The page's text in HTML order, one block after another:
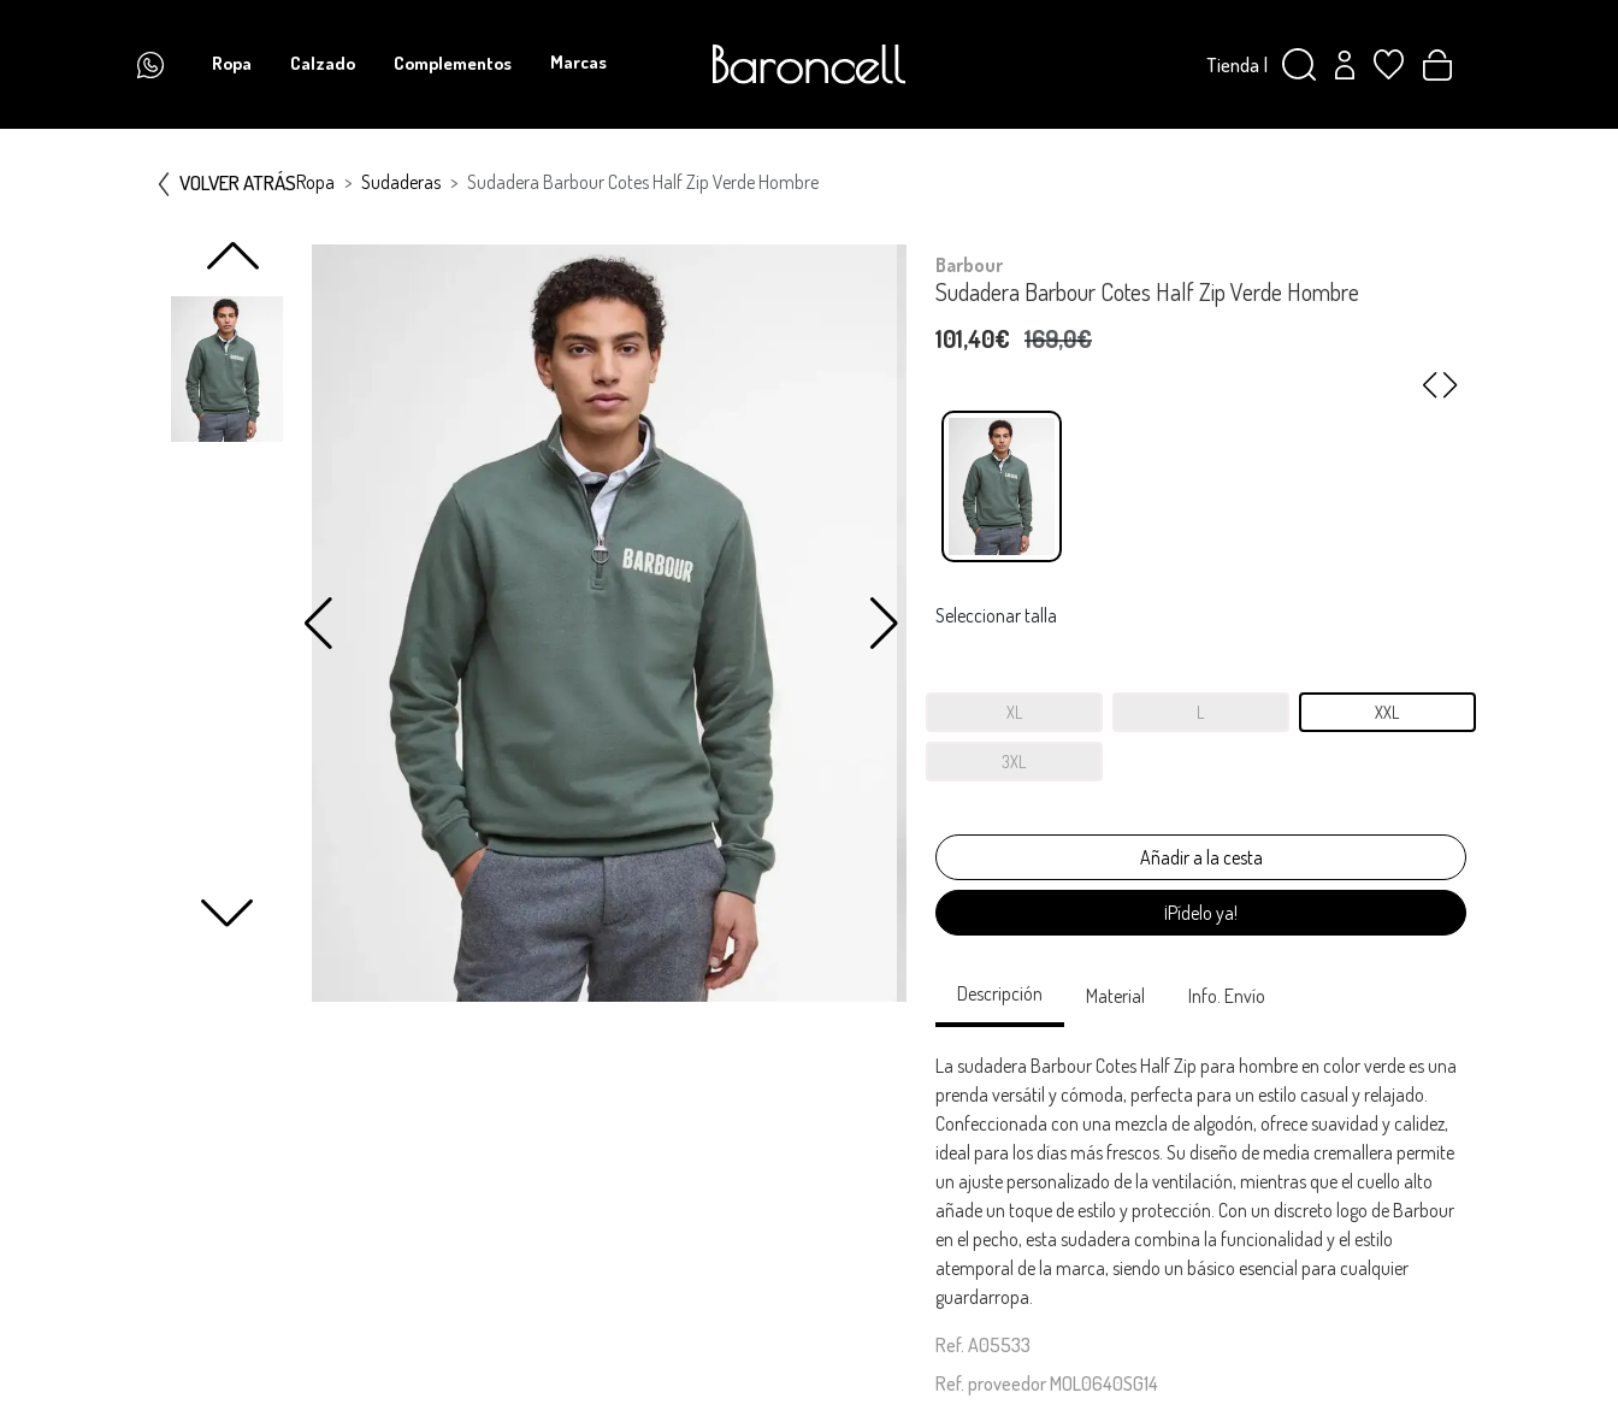
Ropa Calzado Complementos Marcas Tienda|
VOLVER ATRÁSRopa Sudaderas Sudadera Barbour Cotes Half Zip Verde Hombre
Barbour
Sudadera Barbour Cotes Half Zip Verde Hombre
101,40€ 169,0€
Seleccionar talla
XL L XXL
3XL
¡Pídelo ya!
Descripción Material Info. Envío
La sudadera Barbour Cotes Half Zip para hombre en color verde es una
prenda versátil y cómoda, perfecta para un estilo casual y relajado.
Confeccionada con una mezcla de algodón, ofrece suavidad y calidez,
ideal para los días más frescos. Su diseño de media cremallera permite
un ajuste personalizado de la ventilación, mientras que el cuello alto
añade un toque de estilo y protección. Con un discreto logo de Barbour
en el pecho, esta sudadera combina la funcionalidad y el estilo
atemporal de la marca, siendo un básico esencial para cualquier
guardarropa.
Ref. A05533
Ref. proveedor MOL0640SG14